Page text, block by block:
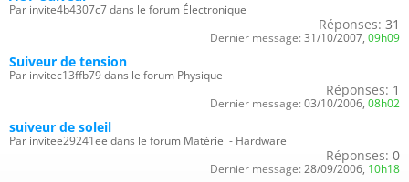
Par invite4b4307c7 dans le forum Électronique
Réponses: 31
Dernier message: 31/10/2007, 09h09
Suiveur de tension
Par invitec13ffb79 dans le forum Physique
Réponses: 1
Dernier message: 03/10/2006, 08h02
suiveur de soleil
Par invitee29241ee dans le forum Matériel - Hardware
Réponses: 0
Dernier message: 28/09/2006, 10h18